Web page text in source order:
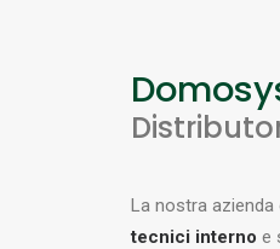
La nostra
tecnici interno e